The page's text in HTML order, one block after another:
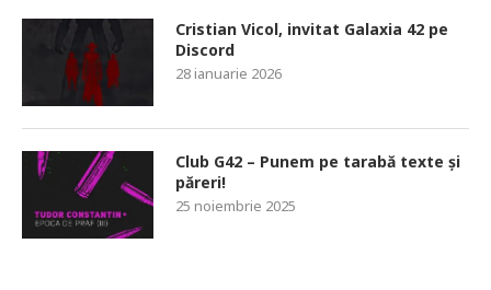
Cristian Vicol, invitat Galaxia 42 pe
Discord
28 ianuarie 2026
Club G42 – Punem pe tarabă texte și
păreri!
25 noiembrie 2025